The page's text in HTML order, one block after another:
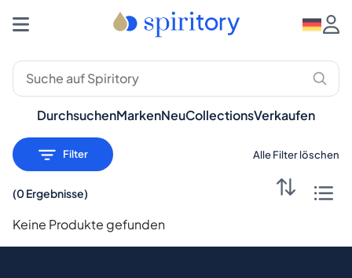
DurchsuchenMarkenNeuCollectionsVerkaufen
Filter Alle Filter löschen
(0 Ergebnisse)
Keine Produkte gefunden
Premium-Spirituosen: Whisky, Rum, Gin – Spiritory